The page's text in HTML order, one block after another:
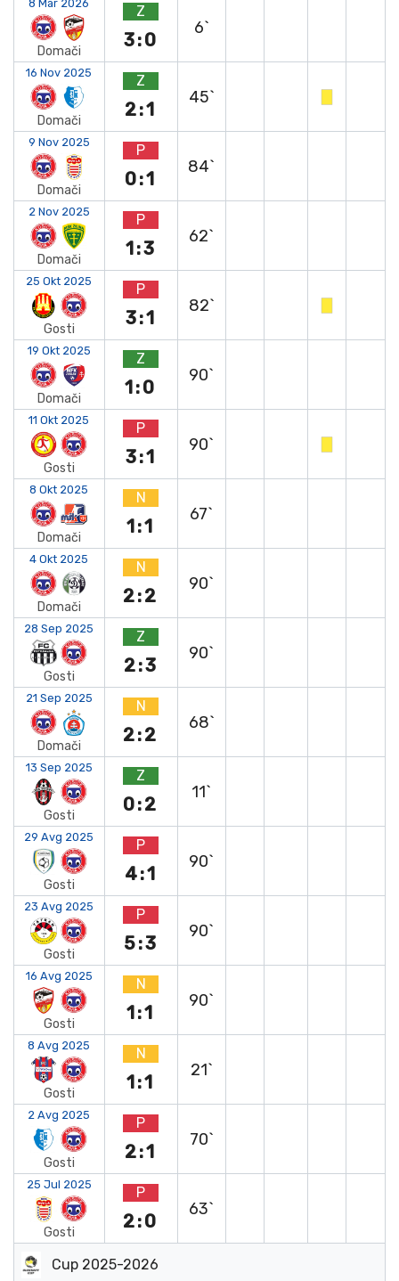
8 Mar 2026
Domači
Z
3:0
6`
16 Nov 2025
Domači
Z
2:1
45`
9 Nov 2025
Domači
P
0:1
84`
2 Nov 2025
Domači
P
1:3
62`
25 Okt 2025
Gosti
P
3:1
82`
19 Okt 2025
Domači
Z
1:0
90`
11 Okt 2025
Gosti
P
3:1
90`
8 Okt 2025
Domači
N
1:1
67`
4 Okt 2025
Domači
N
2:2
90`
28 Sep 2025
Gosti
Z
2:3
90`
21 Sep 2025
Domači
N
2:2
68`
13 Sep 2025
Gosti
Z
0:2
11`
29 Avg 2025
Gosti
P
4:1
90`
23 Avg 2025
Gosti
P
5:3
90`
16 Avg 2025
Gosti
N
1:1
90`
8 Avg 2025
Gosti
N
1:1
21`
2 Avg 2025
Gosti
P
2:1
70`
25 Jul 2025
Gosti
P
2:0
63`
Cup 2025-2026